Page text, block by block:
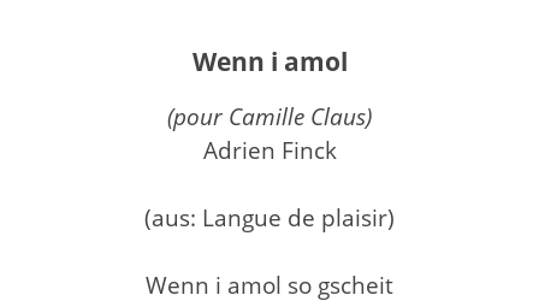
Wenn i amol
(pour Camille Claus)
Adrien Finck
(aus: Langue de plaisir)
Wenn i amol so gscheit